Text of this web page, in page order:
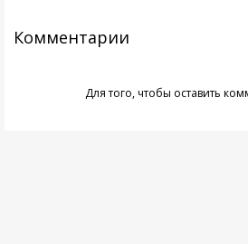
Комментарии
Для того, чтобы оставить